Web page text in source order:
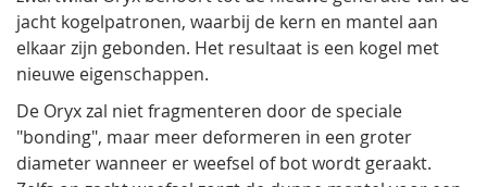
jacht kogelpatronen, waarbij de kern en mantel aan
elkaar zijn gebonden. Het resultaat is een kogel met
nieuwe eigenschappen.
De Oryx zal niet fragmenteren door de speciale
"bonding", maar meer deformeren in een groter
diameter wanneer er weefsel of bot wordt geraakt.